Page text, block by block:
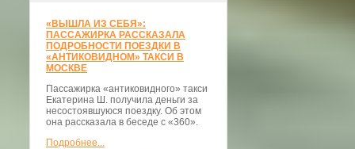
«ВЫШЛА ИЗ СЕБЯ»:
ПАССАЖИРКА РАССКАЗАЛА
ПОДРОБНОСТИ ПОЕЗДКИ В
«АНТИКОВИДНОМ» ТАКСИ В
МОСКВЕ
Пассажирка «антиковидного» такси
Екатерина Ш. получила деньги за
несостоявшуюся поездку. Об этом
она рассказала в беседе с «360».
Подробнее...